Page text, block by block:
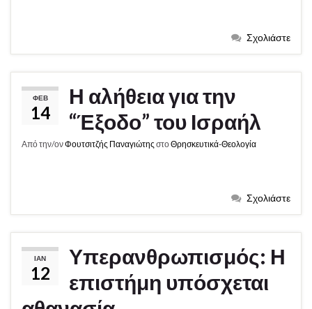
Σχολιάστε
ΦΕΒ
14
Η αλήθεια για την
“Έξοδο” του Ισραήλ
Από την/ονΦουτσιτζής Παναγιώτης στοΘρησκευτικά-Θεολογία
Σχολιάστε
ΙΑΝ
12
Υπερανθρωπισμός: Η
επιστήμη υπόσχεται